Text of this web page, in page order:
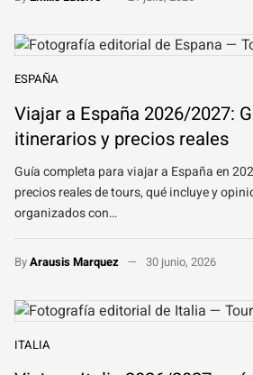
ESPAÑA
Viajar a España 2026/2027:
itinerarios y precios reales
Guía completa para viajar a España en
precios reales de tours, qué incluye y
organizados con…
ByArausis Marquez 30 junio, 2026
ITALIA